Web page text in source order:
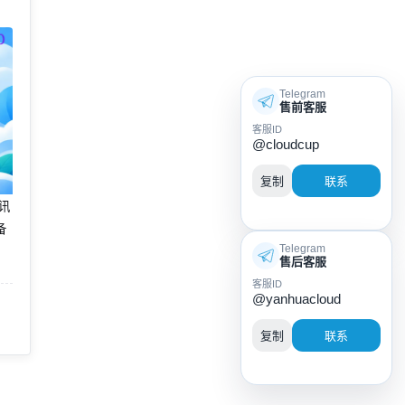
Telegram
售前客服
客服ID
@cloudcup
复制 联系
Telegram
售后客服
客服ID
@yanhuacloud
复制 联系